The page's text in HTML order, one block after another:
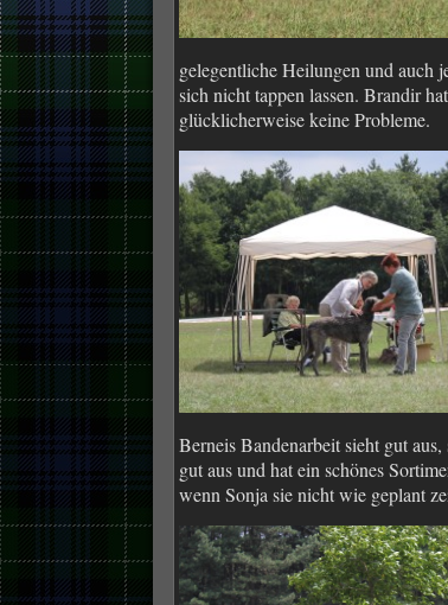
gelegentliche Heilungen und auch
sich nicht tappen lassen. Brandir
glücklicherweise keine Probleme.
Berneis Bandenarbeit sieht gut
gut aus und hat ein schönes
wenn Sonja sie nicht wie